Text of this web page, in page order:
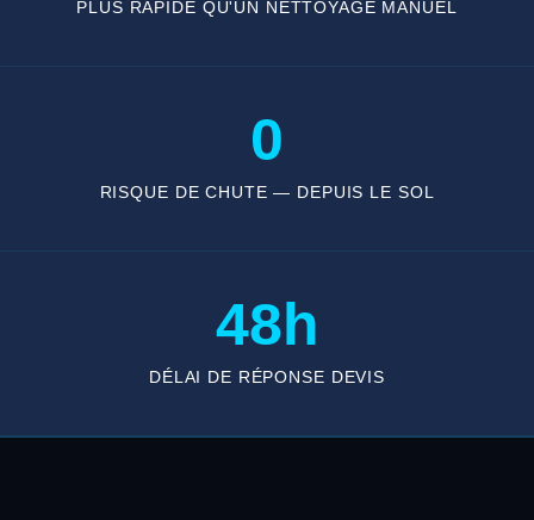
PLUS RAPIDE QU'UN NETTOYAGE MANUEL
0
RISQUE DE CHUTE — DEPUIS LE SOL
48h
DÉLAI DE RÉPONSE DEVIS